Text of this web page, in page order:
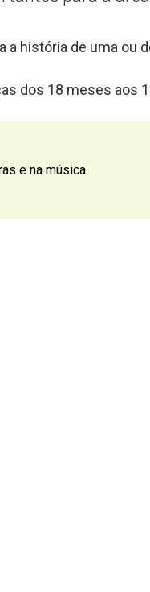
a história de uma ou
dos 18 meses aos
e na música